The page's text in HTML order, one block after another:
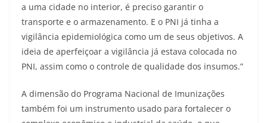
a uma cidade no interior, é preciso garantir o
transporte e o armazenamento. E o PNI já tinha a
vigilância epidemiológica como um de seus objetivos. A
ideia de aperfeiçoar a vigilância já estava colocada no
PNI, assim como o controle de qualidade dos insumos.”
A dimensão do Programa Nacional de Imunizações
também foi um instrumento usado para fortalecer o